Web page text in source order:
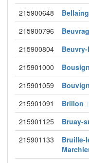
215900648 Bellaing
215900796
215900804
215901000
215901059
215901091 Brillon
215901125 Bruay-
215901133
Bruille-